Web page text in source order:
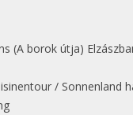
(A borok útja)
/ Sonnenland